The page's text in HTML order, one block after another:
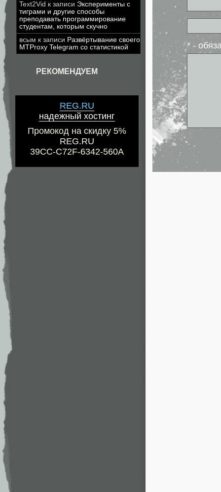
Text2Vid к записи Эксперименты с
тиграми и другие способы
преподавать программирование
студентам, которым скучно
всым к записи Развёртывание своего
MTProxy Telegram со статистикой
РЕКОМЕНДУЕМ
REG.RU
надежный хостинг
Промокод на скидку 5%
REG.RU
39CC-C72F-6342-560A
* -